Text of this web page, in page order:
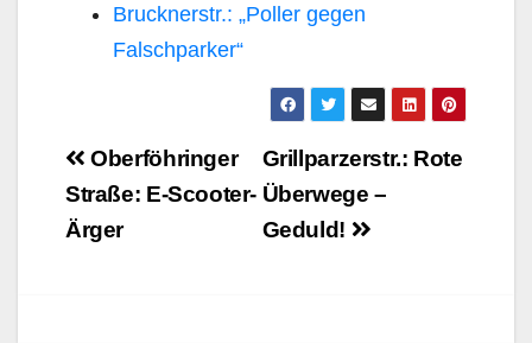
Brucknerstr.: „Poller gegen
Falschparker“
Beitragsnavigation
Grillparzerstr.: Rote
Überwege –
Geduld!
Oberföhringer
Straße: E-Scooter-
Ärger